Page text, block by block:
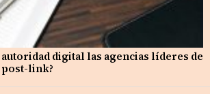
digital las agencias líderes de
post-link?